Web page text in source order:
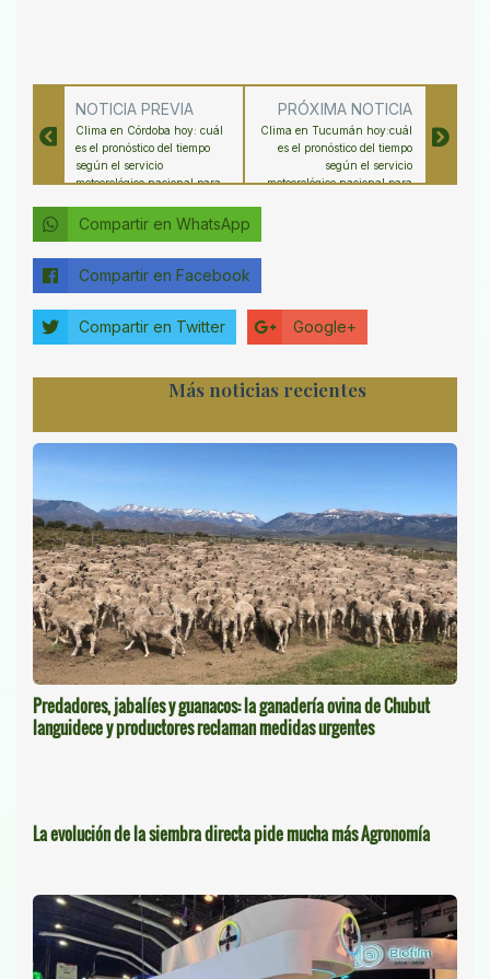
NOTICIA PREVIA
Clima en Córdoba hoy: cuál
es el pronóstico del tiempo
según el servicio
meteorológico nacional para
PRÓXIMA NOTICIA
Clima en Tucumán hoy:cuál
es el pronóstico del tiempo
según el servicio
meteorológico nacional para
Compartir en WhatsApp
Compartir en Facebook
Compartir en Twitter Google+
Más noticias recientes
Predadores, jabalíes y guanacos: la ganadería ovina de Chubut
languidece y productores reclaman medidas urgentes
La evolución de la siembra directa pide mucha más Agronomía